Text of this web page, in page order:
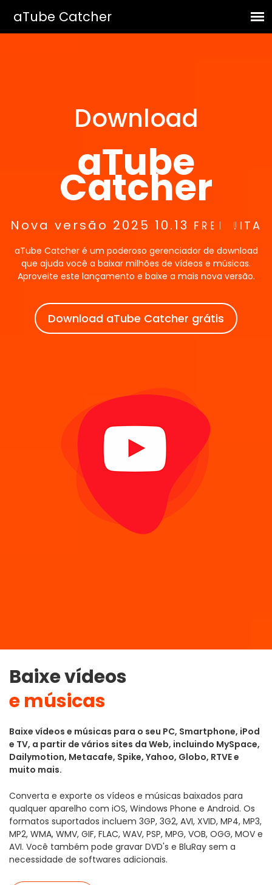
Download
aTube
Catcher
Nova versão 2025 10.13 GRÁ IS
GRA U I TA
F R E E
aTube Catcher é um poderoso gerenciador de download
que ajuda você a baixar milhões de vídeos e músicas.
Aproveite este lançamento e baixe a mais nova versão.
Download aTube Catcher grátis
Baixe vídeos
e músicas
Baixe vídeos e músicas para o seu PC, Smartphone, iPod
e TV, a partir de vários sites da Web, incluindo MySpace,
Dailymotion, Metacafe, Spike, Yahoo, Globo, RTVE e
muito mais.
Converta e exporte os vídeos e músicas baixados para
qualquer aparelho com iOS, Windows Phone e Android. Os
formatos suportados incluem 3GP, 3G2, AVI, XVID, MP4, MP3,
MP2, WMA, WMV, GIF, FLAC, WAV, PSP, MPG, VOB, OGG, MOV e
AVI. Você também pode gravar DVD's e BluRay sem a
necessidade de softwares adicionais.